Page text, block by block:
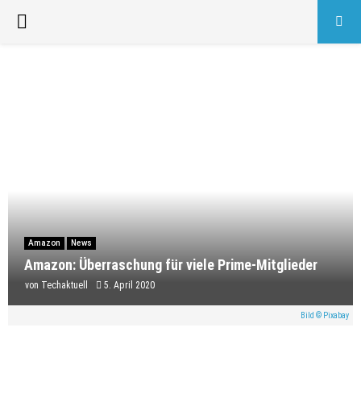
PRIMARY
Amazon News
Amazon: Überraschung für viele Prime-Mitglieder
von Techaktuell 5. April 2020
Bild © Pixabay